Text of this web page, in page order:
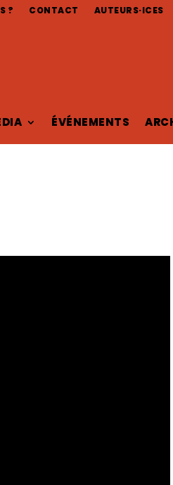
? CONTACT AUTEURS·ICES
ÉVÉNEMENTS